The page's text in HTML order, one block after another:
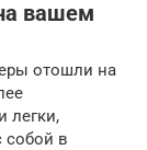
вашем
отошли на
легки,
собой в